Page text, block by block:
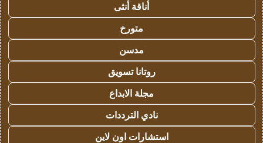
أناقة أنثى
متورخ
مدسن
روتانا تسويق
مجلة الابداع
نادي الترددات
استشارات اون لاين